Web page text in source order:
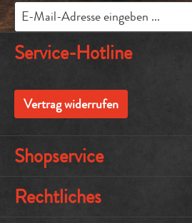
Service-Hotline
Vertrag widerrufen
Shopservice
Rechtliches